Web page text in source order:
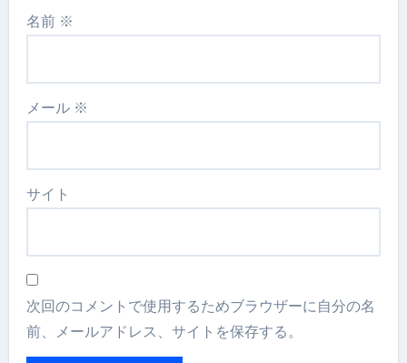
名前 ※
メール ※
サイト
次回のコメントで使用するためブラウザーに自分の名
前、メールアドレス、サイトを保存する。